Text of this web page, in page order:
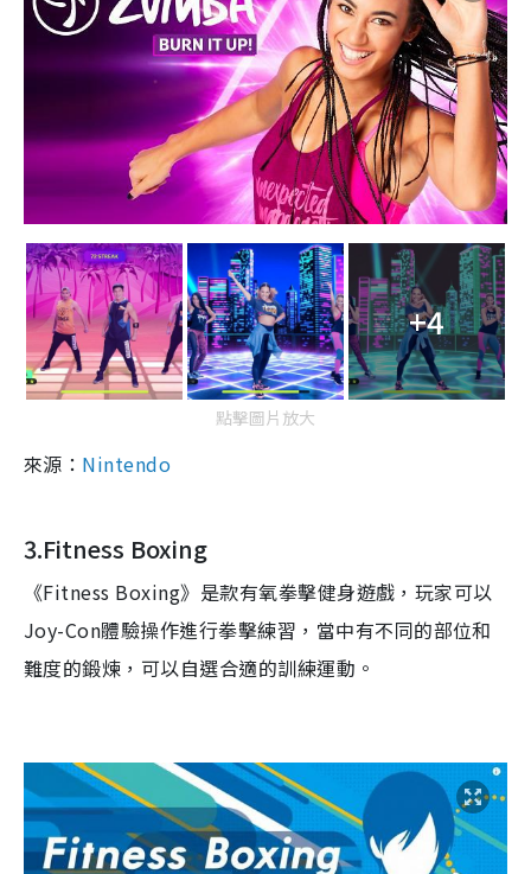
+4
點擊圖片放大
來源： Nintendo
3.Fitness Boxing
《Fitness Boxing》是款有氧拳擊健身遊戲，玩家可以
Joy-Con體驗操作進行拳擊練習，當中有不同的部位和
難度的鍛煉，可以自選合適的訓練運動。